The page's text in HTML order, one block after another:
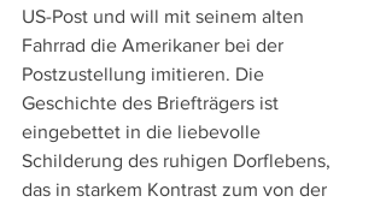
US-Post und will mit seinem alten
Fahrrad die Amerikaner bei der
Postzustellung imitieren. Die
Geschichte des Briefträgers ist
eingebettet in die liebevolle
Schilderung des ruhigen Dorflebens,
das in starkem Kontrast zum von der